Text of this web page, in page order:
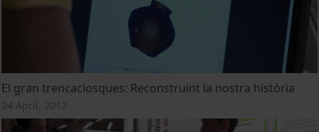
El gran trencaclosques: Reconstruint la nostra història
24 April, 2012